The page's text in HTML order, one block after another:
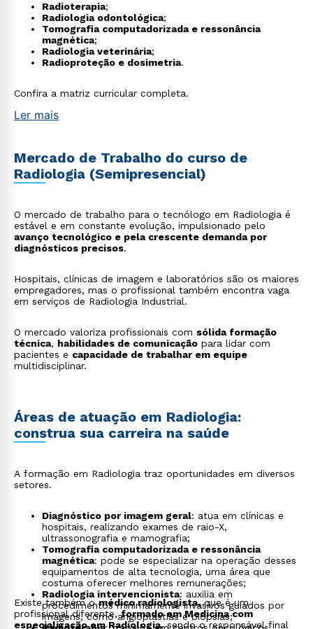
Radioterapia;
Radiologia odontológica;
Tomografia computadorizada e ressonância
magnética;
Radiologia veterinária;
Radioproteção e dosimetria.
Confira a matriz curricular completa.
Ler mais
Mercado de Trabalho do curso de
Radiologia (Semipresencial)
O mercado de trabalho para o tecnólogo em Radiologia é
estável e em constante evolução, impulsionado pelo
avanço tecnológico e pela crescente demanda por
diagnósticos precisos.
Hospitais, clínicas de imagem e laboratórios são os maiores
empregadores, mas o profissional também encontra vaga
em serviços de Radiologia Industrial.
O mercado valoriza profissionais com sólida formação
técnica, habilidades de comunicação para lidar com
pacientes e capacidade de trabalhar em equipe
multidisciplinar.
Áreas de atuação em Radiologia:
construa sua carreira na saúde
A formação em Radiologia traz oportunidades em diversos
setores.
Diagnóstico por imagem geral: atua em clínicas e
hospitais, realizando exames de raio-X,
ultrassonografia e mamografia;
Tomografia computadorizada e ressonância
magnética: pode se especializar na operação desses
equipamentos de alta tecnologia, uma área que
costuma oferecer melhores remunerações;
Radiologia intervencionista: auxilia em
procedimentos minimamente invasivos guiados por
imagens, como angioplastias e biópsias;
Existe também omédico radiologista,que é um
profissional diferente,formado em Medicina com
especialização em Radiologia, sendo o responsável final